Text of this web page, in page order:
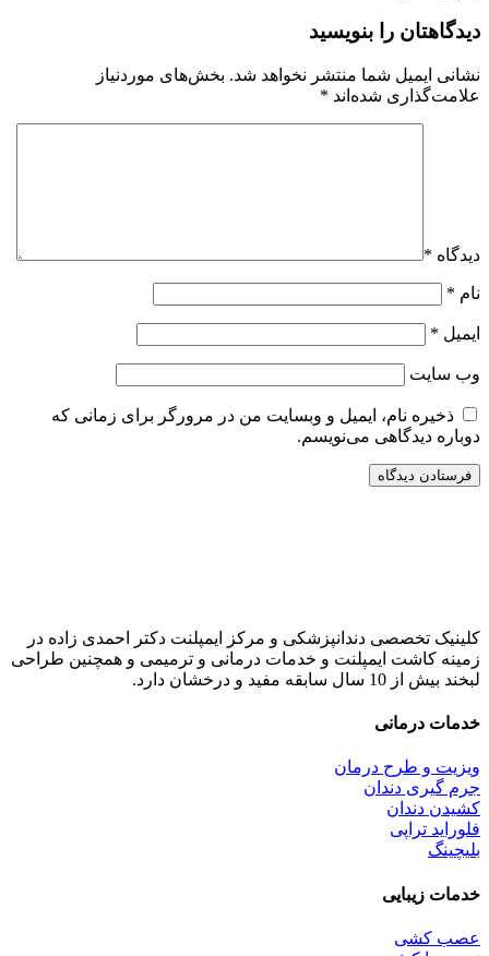
دیدگاهتان را بنویسید
نشانی ایمیل شما منتشر نخواهد شد. بخش‌های موردنیاز
علامت‌گذاری شده‌اند *
دیدگاه *
نام *
ایمیل *
وب‌ سایت
ذخیره نام، ایمیل و وبسایت من در مرورگر برای زمانی که
دوباره دیدگاهی می‌نویسم.
کلینیک تخصصی دندانپزشکی و مرکز ایمپلنت دکتر احمدی زاده در
زمینه کاشت ایمپلنت و خدمات درمانی و ترمیمی و همچنین طراحی
لبخند بیش از 10 سال سابقه مفید و درخشان دارد.
خدمات درمانی
ویزیت و طرح درمان
جرم گیری دندان
کشیدن دندان
فلوراید تراپی
بلیچینگ
خدمات زیبایی
عصب کشی